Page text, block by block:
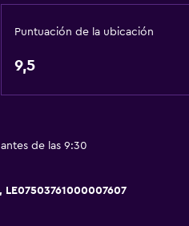
Puntuación de la ubicación
9,5
de las 9:30